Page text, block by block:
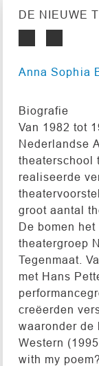
DE NIEUWE
Anna Sophia
Biografie
Van 1982 tot
Nederlandse
theaterschool
realiseerde
groot aantal
De bomen
theatergroep
Tegenmaat.
met Hans
creëerden
waaronder de
Western
with my